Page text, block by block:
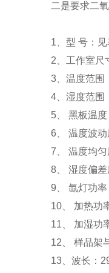
二是要求二
1、型 号：
2、工作室尺
3、温度范
4、湿度范围
5、 黑板温
6、 温度波
7、 温度均
8、 湿度偏
9、 氙灯功
10、 加热功
11、 加湿功
12、 样品架
13、波长：